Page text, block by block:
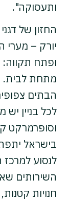
ותעסוקה".
החזון של
יורק – מערי
ופתח
מתחת לבית.
הבתים
לכל בניין יש
וסופרמרקט
בישראל
לנסוע
השירותים
חנויות